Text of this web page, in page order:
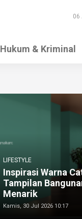
06
Hukum & Kriminal
LIFESTYLE
Inspirasi Warna
Tampilan
Menarik
Kamis, 30 Jul 2026 10:17